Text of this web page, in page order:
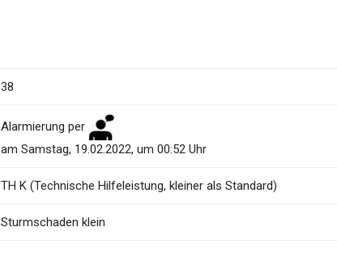
38
Alarmierung per
am Samstag, 19.02.2022, um 00:52 Uhr
TH K (Technische Hilfeleistung, kleiner als Standard)
Sturmschaden klein